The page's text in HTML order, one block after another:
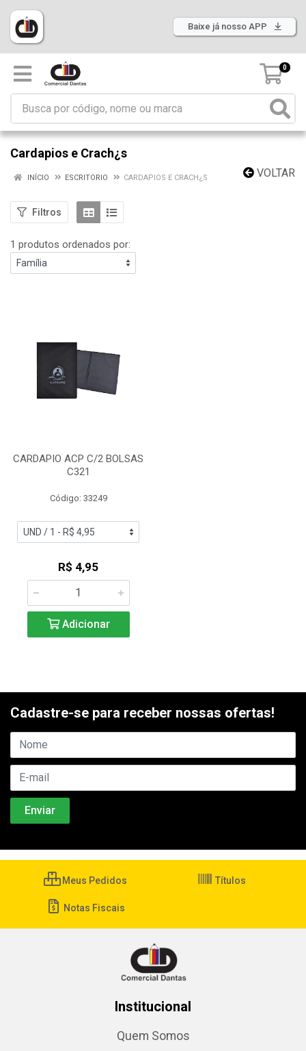
Baixe já nosso APP
0
Cardapios e Crach¿s
VOLTAR
INÍCIO ESCRITORIO CARDAPIOS E CRACH¿S
Filtros
1 produtos ordenados por:
CARDAPIO ACP C/2 BOLSAS
C321
Código: 33249
R$ 4,95
Adicionar
Cadastre-se para receber nossas ofertas!
Meus Pedidos Títulos
Notas Fiscais
Institucional
Quem Somos